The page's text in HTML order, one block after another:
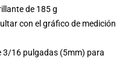
de 185 g
con el gráfico de medición
3/16 pulgadas (5mm) para